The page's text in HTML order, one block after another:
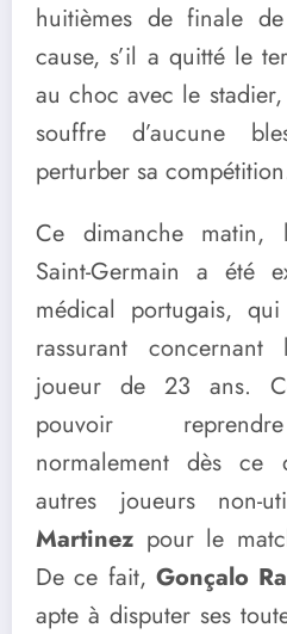
huitièmes de finale
cause, s’il a quitté le
au choc avec le stadier,
souffre d’aucune
perturber sa
Ce dimanche matin,
Saint-Germain a été
médical portugais,
rassurant
joueur de 23 ans.
pouvoir
normalement dès ce
autres joueurs non-
Martinez pour le
De ce fait, Gonçalo
apte à disputer ses